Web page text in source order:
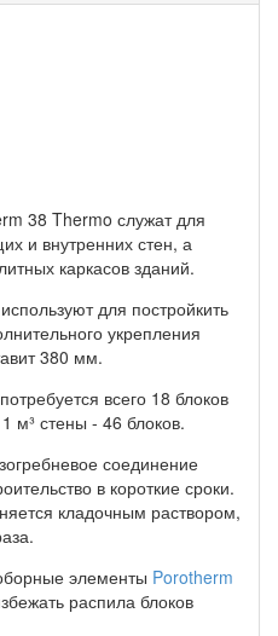
38 Thermo служат для
и внутренних стен, а
каркасов зданий.
для постройкить
укрепления
380 мм.
всего 18 блоков
м³ стены - 46 блоков.
соединение
в короткие сроки.
кладочным раствором,
элементы Porotherm
распила блоков